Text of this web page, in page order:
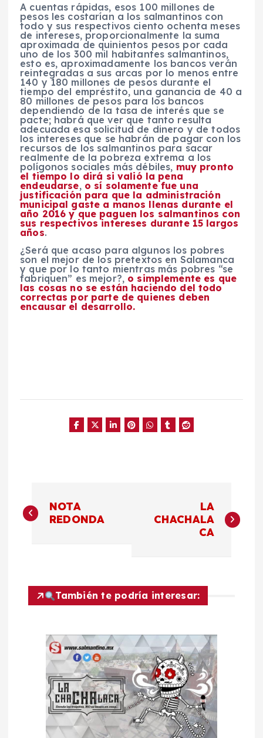
A cuentas rápidas, esos 100 millones de
pesos les costarían a los salmantinos con
todo y sus respectivos ciento ochenta meses
de intereses, proporcionalmente la suma
aproximada de quinientos pesos por cada
uno de los 300 mil habitantes salmantinos,
esto es, aproximadamente los bancos verán
reintegradas a sus arcas por lo menos entre
140 y 180 millones de pesos durante el
tiempo del empréstito, una ganancia de 40 a
80 millones de pesos para los bancos
dependiendo de la tasa de interés que se
pacte; habrá que ver que tanto resulta
adecuada esa solicitud de dinero y de todos
los intereses que se habrán de pagar con los
recursos de los salmantinos para sacar
realmente de la pobreza extrema a los
polígonos sociales más débiles, muy pronto
el tiempo lo dirá si valió la pena
endeudarse, o sí solamente fue una
justificación para que la administración
municipal gaste a manos llenas durante el
año 2016 y que paguen los salmantinos con
sus respectivos intereses durante 15 largos
años.
¿Será que acaso para algunos los pobres
son el mejor de los pretextos en Salamanca
y que por lo tanto mientras más pobres “se
fabriquen” es mejor?, o simplemente es que
las cosas no se están haciendo del todo
correctas por parte de quienes deben
encausar el desarrollo.
a
e
g
NOTA
REDONDA
LA
CHACHALA
CA
También te podría interesar: